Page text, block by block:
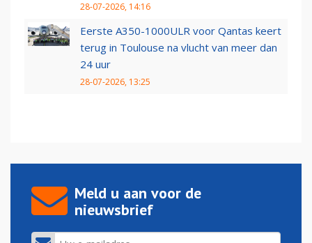
28-07-2026, 14:16
Eerste A350-1000ULR voor Qantas keert
terug in Toulouse na vlucht van meer dan
24 uur
28-07-2026, 13:25
Meld u aan voor de
nieuwsbrief